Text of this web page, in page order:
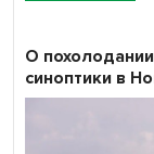
О
синоптики в